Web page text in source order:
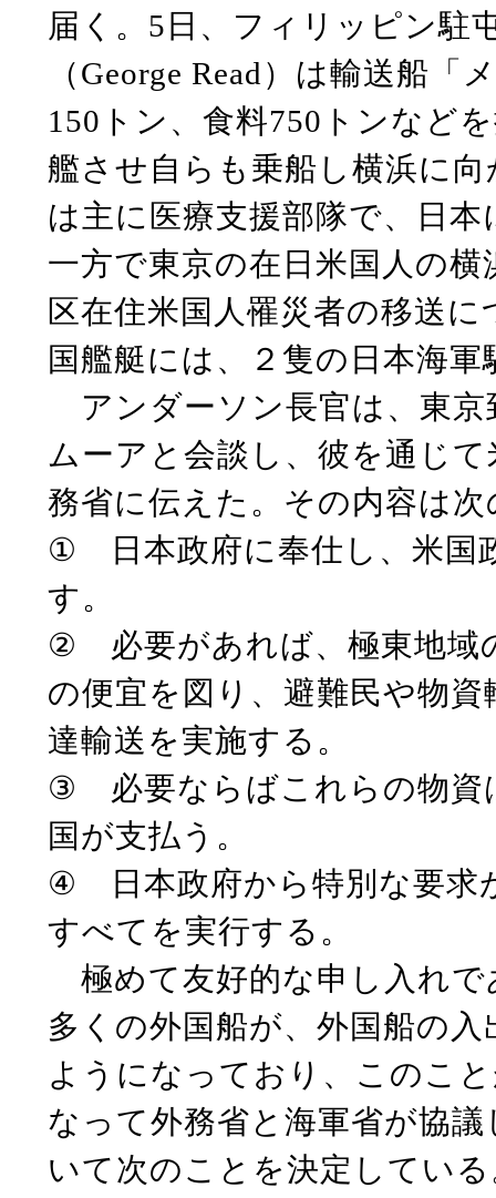
届く。5日、フィリッピン駐
（George Read）は輸送船
150トン、食料750トンなど
艦させ自らも乗船し横浜に
は主に医療支援部隊で、日
一方で東京の在日米国人の
区在住米国人罹災者の移送
国艦艇には、２隻の日本海
アンダーソン長官は、東京
ムーアと会談し、彼を通じ
務省に伝えた。その内容は
① 日本政府に奉仕し、米国
す。
② 必要があれば、極東地域
の便宜を図り、避難民や物
達輸送を実施する。
③ 必要ならばこれらの物資
国が支払う。
④ 日本政府から特別な要求
すべてを実行する。
極めて友好的な申し入れで
多くの外国船が、外国船の
ようになっており、このこ
なって外務省と海軍省が協
いて次のことを決定してい